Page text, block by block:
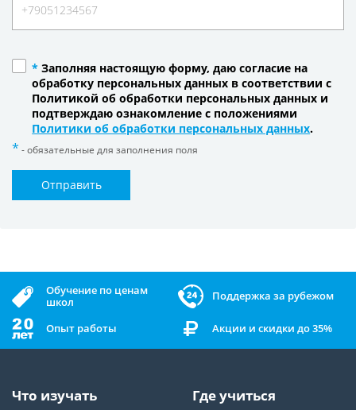
* Заполняя настоящую форму, даю согласие на
обработку персональных данных в соответствии с
Политикой об обработки персональных данных и
подтверждаю ознакомление с положениями
Политики об обработки персональных данных.
- обязательные для заполнения поля
Отправить
Обучение по ценам
школ
Поддержка за рубежом
Опыт работы Акции и скидки до 35%
Что изучать Где учиться